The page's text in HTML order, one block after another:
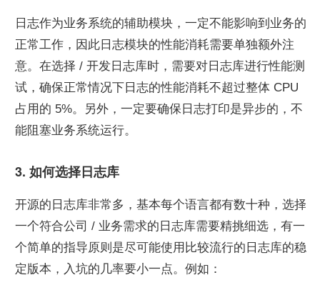
日志作为业务系统的辅助模块，一定不能影响到业务的
正常工作，因此日志模块的性能消耗需要单独额外注
意。在选择 / 开发日志库时，需要对日志库进行性能测
试，确保正常情况下日志的性能消耗不超过整体 CPU
占用的 5%。另外，一定要确保日志打印是异步的，不
能阻塞业务系统运行。
3. 如何选择日志库
开源的日志库非常多，基本每个语言都有数十种，选择
一个符合公司 / 业务需求的日志库需要精挑细选，有一
个简单的指导原则是尽可能使用比较流行的日志库的稳
定版本，入坑的几率要小一点。例如：